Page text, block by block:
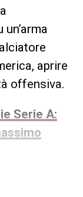
aprire
offensiva.
Serie A: